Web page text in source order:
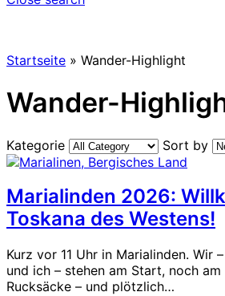
Startseite » Wander-Highlight
Wander-
Kategorie Sort by
Marialinden 2026:
Toskana des Westens!
Kurz vor 11 Uhr in Marialinden. Wir
und ich – stehen am Start, noch
Rucksäcke – und plötzlich…